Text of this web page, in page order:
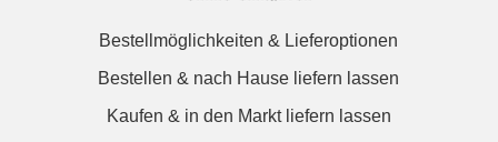
Bestellmöglichkeiten & Lieferoptionen
Bestellen & nach Hause liefern lassen
Kaufen & in den Markt liefern lassen